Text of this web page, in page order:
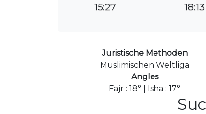
15:27
18:13
Juristische Methoden
Muslimischen Weltliga
Angles
Fajr : 18° | Isha : 17°